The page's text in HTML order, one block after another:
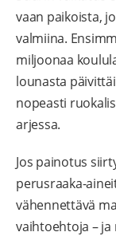
vaan paikoista,
valmiina.
miljoonaa
lounasta
nopeasti
arjessa.
Jos painotus
perusraaka-
vähennettävä
vaihtoehtoja –